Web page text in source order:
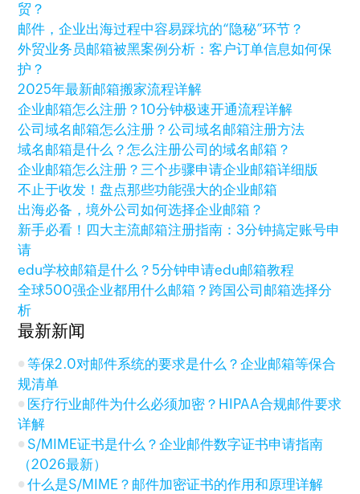
贸？
邮件，企业出海过程中容易踩坑的“隐秘”环节？
外贸业务员邮箱被黑案例分析：客户订单信息如何保
护？
2025年最新邮箱搬家流程详解
企业邮箱怎么注册？10分钟极速开通流程详解
公司域名邮箱怎么注册？公司域名邮箱注册方法
域名邮箱是什么？怎么注册公司的域名邮箱？
企业邮箱怎么注册？三个步骤申请企业邮箱详细版
不止于收发！盘点那些功能强大的企业邮箱
出海必备，境外公司如何选择企业邮箱？
新手必看！四大主流邮箱注册指南：3分钟搞定账号申
请
edu学校邮箱是什么？5分钟申请edu邮箱教程
全球500强企业都用什么邮箱？跨国公司邮箱选择分
析
最新新闻
等保2.0对邮件系统的要求是什么？企业邮箱等保合
规清单
医疗行业邮件为什么必须加密？HIPAA合规邮件要求
详解
S/MIME证书是什么？企业邮件数字证书申请指南
（2026最新）
什么是S/MIME？邮件加密证书的作用和原理详解